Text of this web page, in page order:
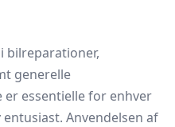
bilreparationer,
generelle
er essentielle for enhver
Anvendelsen af